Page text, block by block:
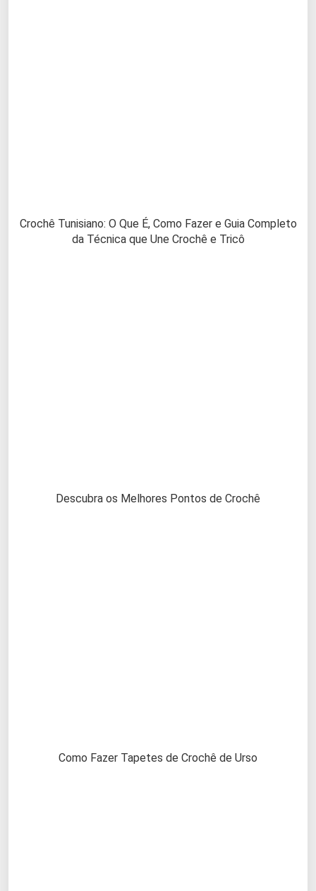
Crochê Tunisiano: O Que É, Como Fazer e Guia Completo
da Técnica que Une Crochê e Tricô
Descubra os Melhores Pontos de Crochê
Como Fazer Tapetes de Crochê de Urso